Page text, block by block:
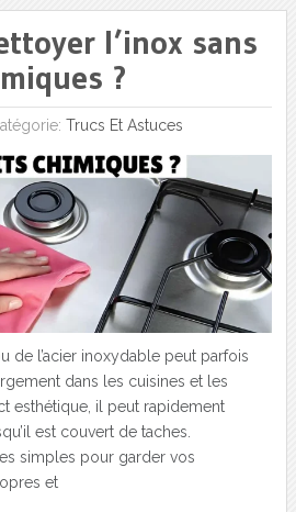
l’inox sans
?
Trucs Et Astuces
de l’acier inoxydable peut parfois
dans les cuisines et les
esthétique, il peut rapidement
est couvert de taches.
simples pour garder vos
et